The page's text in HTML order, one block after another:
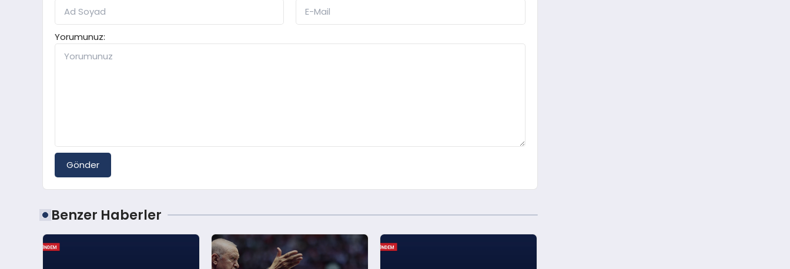
Yorumunuz:
Gönder
Benzer Haberler